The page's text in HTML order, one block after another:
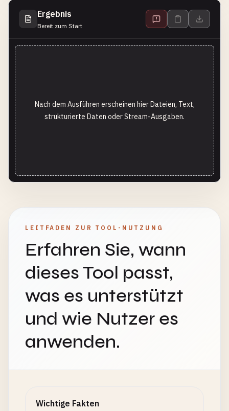
Ergebnis
Bereit zum Start
Nach dem Ausführen erscheinen hier Dateien, Text,
strukturierte Daten oder Stream-Ausgaben.
LEITFADEN ZUR TOOL-NUTZUNG
Erfahren Sie, wann
dieses Tool passt,
was es unterstützt
und wie Nutzer es
anwenden.
Wichtige Fakten